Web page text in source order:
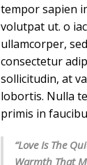
tempor sapien
volutpat ut. o
ullamcorper,
consectetur
sollicitudin, at
lobortis. Nulla
primis in
“Love Is The
Warmth That